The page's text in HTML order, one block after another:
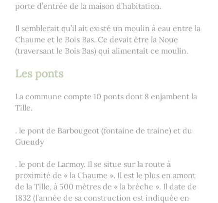
porte d’entrée de la maison d’habitation.
Il semblerait qu’il ait existé un moulin à eau entre la
Chaume et le Bois Bas. Ce devait être la Noue
(traversant le Bois Bas) qui alimentait ce moulin.
Les ponts
La commune compte 10 ponts dont 8 enjambent la
Tille.
. le pont de Barbougeot (fontaine de traine) et du
Gueudy
. le pont de Larmoy. Il se situe sur la route à
proximité de « la Chaume ». Il est le plus en amont
de la Tille, à 500 mètres de « la brèche ». Il date de
1832 (l’année de sa construction est indiquée en